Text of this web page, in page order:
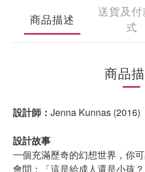
商品描述
送貨及
式
商品
設計師： Jenna Kunnas (2016)
設計故事
一個充滿歷奇的幻想世界，你
會問：「這是給成人還是小孩